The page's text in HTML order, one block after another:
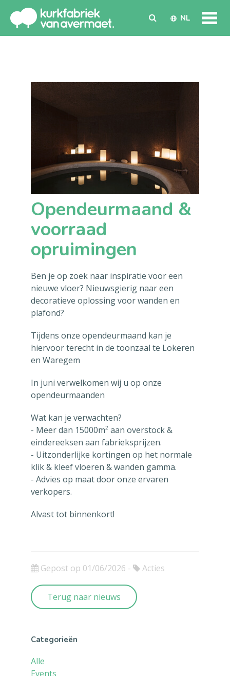
NL
Opendeurmaand &
voorraad
opruimingen
Ben je op zoek naar inspiratie voor een
nieuwe vloer? Nieuwsgierig naar een
decoratieve oplossing voor wanden en
plafond?
Tijdens onze opendeurmaand kan je
hiervoor terecht in de toonzaal te Lokeren
en Waregem
In juni verwelkomen wij u op onze
opendeurmaanden
Wat kan je verwachten?
- Meer dan 15000m² aan overstock &
eindereeksen aan fabrieksprijzen.
- Uitzonderlijke kortingen op het normale
klik & kleef vloeren & wanden gamma.
- Advies op maat door onze ervaren
verkopers.
Alvast tot binnenkort!
Gepost op 01/06/2026 - Acties
Terug naar nieuws
Categorieën
Alle
Events